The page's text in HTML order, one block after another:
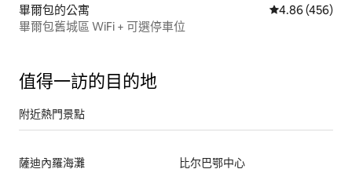
畢爾包的公寓 從 456 則評價
4.86 (456)
畢爾包舊城區 WiFi + 可選停車位
值得一訪的目的地
附近熱門景點
薩迪內羅海灘 比尔巴鄂中心